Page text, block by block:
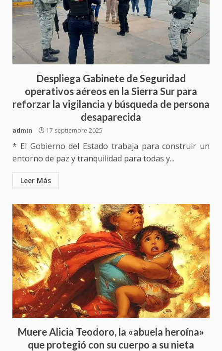
Despliega Gabinete de Seguridad
operativos aéreos en la Sierra Sur para
reforzar la vigilancia y búsqueda de persona
desaparecida
admin 17 septiembre 2025
* El Gobierno del Estado trabaja para construir un
entorno de paz y tranquilidad para todas y...
Leer Más
Muere Alicia Teodoro, la «abuela heroína»
que protegió con su cuerpo a su nieta
Ciudad Salud: justicia social para
Oaxaca
5 agosto 2026
4
Encuentro de Ariadna Montiel
con el Gobernador Salomón Jara
de la transformación en
territorio oaxaqueño
5
Juan Mazatlán
20 julio 2026
6
Sanciona Municipio de Oaxaca
de Juárez caso de maltrato
animal tras denuncia ciudadana
16 julio 2026
Detienen a Ernesto Ruffo en Baja
California; FGR lo investiga por
presuntos delitos de
delincuencia organizada y
contrabando